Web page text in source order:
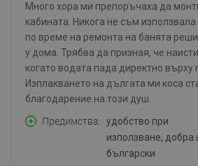
Много хора ми препоръчаха да
кабината. Никога не съм
по време на ремонта на банята
у дома. Трябва да призная, че
когато водата пада директно върху
Изплакването на дългата ми коса
благодарение на този душ.
Предимства
удобство при
използване, добра
български